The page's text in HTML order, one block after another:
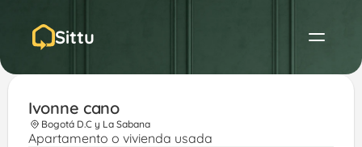
Sittu
Ivonne cano
Bogotá D.C y La Sabana
Apartamento o vivienda usada